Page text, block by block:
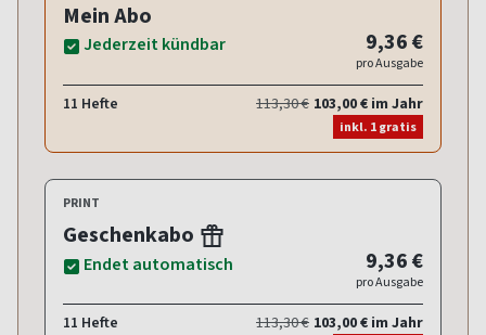
Mein Abo
Jederzeit kündbar 9,36 €
pro Ausgabe
11 Hefte 113,30 € 103,00 € im Jahr
inkl. 1 gratis
PRINT
Geschenkabo
Endet automatisch 9,36 €
pro Ausgabe
11 Hefte 113,30 € 103,00 € im Jahr